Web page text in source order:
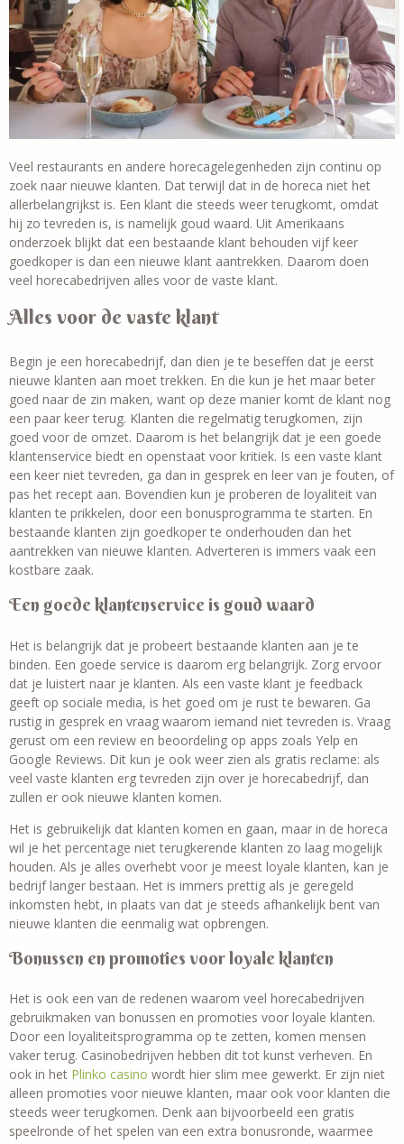
Veel restaurants en andere horecagelegenheden zijn continu op
zoek naar nieuwe klanten. Dat terwijl dat in de horeca niet het
allerbelangrijkst is. Een klant die steeds weer terugkomt, omdat
hij zo tevreden is, is namelijk goud waard. Uit Amerikaans
onderzoek blijkt dat een bestaande klant behouden vijf keer
goedkoper is dan een nieuwe klant aantrekken. Daarom doen
veel horecabedrijven alles voor de vaste klant.
Alles voor de vaste klant
Begin je een horecabedrijf, dan dien je te beseffen dat je eerst
nieuwe klanten aan moet trekken. En die kun je het maar beter
goed naar de zin maken, want op deze manier komt de klant nog
een paar keer terug. Klanten die regelmatig terugkomen, zijn
goed voor de omzet. Daarom is het belangrijk dat je een goede
klantenservice biedt en openstaat voor kritiek. Is een vaste klant
een keer niet tevreden, ga dan in gesprek en leer van je fouten, of
pas het recept aan. Bovendien kun je proberen de loyaliteit van
klanten te prikkelen, door een bonusprogramma te starten. En
bestaande klanten zijn goedkoper te onderhouden dan het
aantrekken van nieuwe klanten. Adverteren is immers vaak een
kostbare zaak.
Een goede klantenservice is goud waard
Het is belangrijk dat je probeert bestaande klanten aan je te
binden. Een goede service is daarom erg belangrijk. Zorg ervoor
dat je luistert naar je klanten. Als een vaste klant je feedback
geeft op sociale media, is het goed om je rust te bewaren. Ga
rustig in gesprek en vraag waarom iemand niet tevreden is. Vraag
gerust om een review en beoordeling op apps zoals Yelp en
Google Reviews. Dit kun je ook weer zien als gratis reclame: als
veel vaste klanten erg tevreden zijn over je horecabedrijf, dan
zullen er ook nieuwe klanten komen.
Het is gebruikelijk dat klanten komen en gaan, maar in de horeca
wil je het percentage niet terugkerende klanten zo laag mogelijk
houden. Als je alles overhebt voor je meest loyale klanten, kan je
bedrijf langer bestaan. Het is immers prettig als je geregeld
inkomsten hebt, in plaats van dat je steeds afhankelijk bent van
nieuwe klanten die eenmalig wat opbrengen.
Bonussen en promoties voor loyale klanten
Het is ook een van de redenen waarom veel horecabedrijven
gebruikmaken van bonussen en promoties voor loyale klanten.
Door een loyaliteitsprogramma op te zetten, komen mensen
vaker terug. Casinobedrijven hebben dit tot kunst verheven. En
ook in het Plinko casino wordt hier slim mee gewerkt. Er zijn niet
alleen promoties voor nieuwe klanten, maar ook voor klanten die
steeds weer terugkomen. Denk aan bijvoorbeeld een gratis
speelronde of het spelen van een extra bonusronde, waarmee